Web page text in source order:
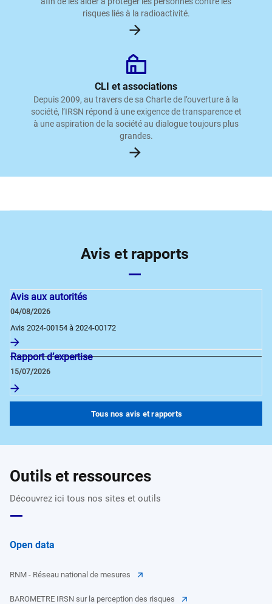
risques liés à la radioactivité.
CLI et associations
Depuis 2009, au travers de sa Charte de l’ouverture à la
société, l’IRSN répond à une exigence de transparence et
à une aspiration de la société au dialogue toujours plus
grandes.
Avis et rapports
Avis aux autorités
04/08/2026
Avis 2024-00154 à 2024-00172
Rapport d’expertise
15/07/2026
Tous nos avis et rapports
Outils et ressources
Découvrez ici tous nos sites et outils
Open data
RNM - Réseau national de mesures
BAROMETRE IRSN sur la perception des risques